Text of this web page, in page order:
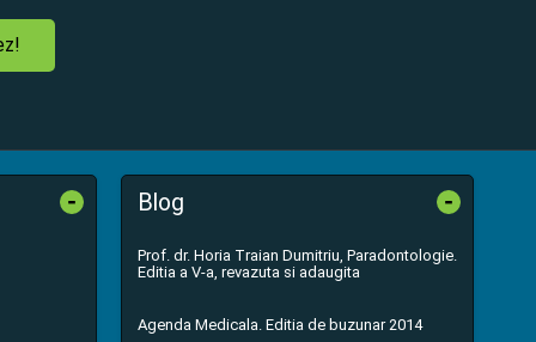
- Blog -
Prof. dr. Horia Traian Dumitriu, Paradontologie.
Editia a V-a, revazuta si adaugita
Agenda Medicala. Editia de buzunar 2014